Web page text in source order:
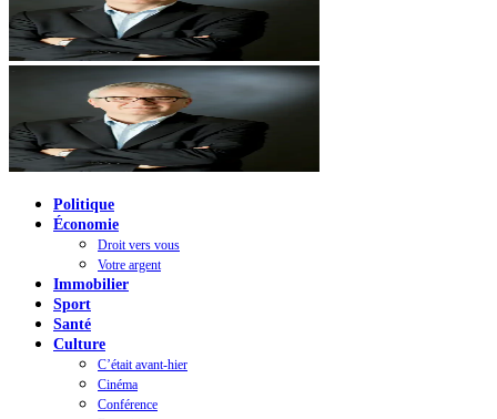
Politique
Économie
Droit vers vous
Votre argent
Immobilier
Sport
Santé
Culture
C’était avant-hier
Cinéma
Conférence